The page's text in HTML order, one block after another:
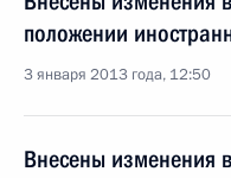
положении
3 января 2013 года, 12:50
Внесены изменения